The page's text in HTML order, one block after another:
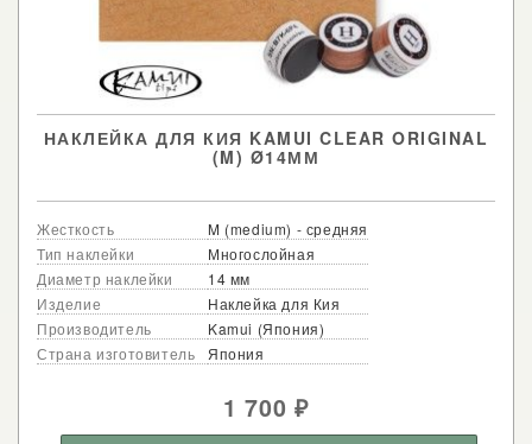
НАКЛЕЙКА ДЛЯ КИЯ KAMUI CLEAR ORIGINAL
(M) Ø14ММ
Жесткость
M (medium) - средняя
Тип наклейки
Многослойная
Диаметр наклейки
14 мм
Изделие
Наклейка для Кия
Производитель
Kamui (Япония)
Страна изготовитель
Япония
1 700₽